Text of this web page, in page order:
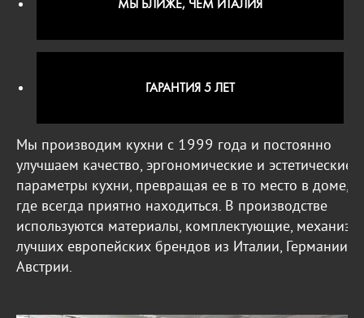
МЫ БЛИЖЕ, ЧЕМ ИТАЛИЯ
ГАРАНТИЯ 5 ЛЕТ
Мы производим кухни с 1999 года и постоянно
улучшаем качество, эргономические и эстетические
параметры кухни, превращая ее в то место в доме,
где всегда приятно находиться. В производстве
используются материалы, комплектующие,
лучших европейских брендов из Италии, Германии и
Австрии.